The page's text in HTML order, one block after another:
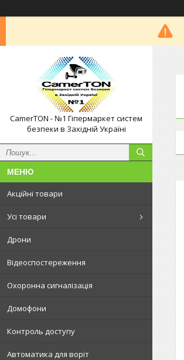
CamerTON - №1 Гіпермаркет систем
безпеки в Західній Україні
Акційні товари
Усі товари
Дрони
Відеоспостереження
Охоронна сигналізація
Домофони
Контроль доступу
Автоматика для воріт